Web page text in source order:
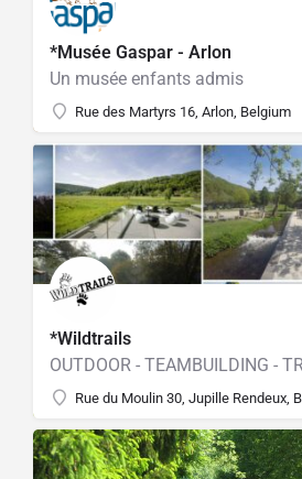
*Musée Gaspar - Arlon
Un musée enfants admis
Rue des Martyrs 16, Arlon, Belgium
*Wildtrails
OUTDOOR - TEAMBUILDING -
Rue du Moulin 30, Jupille Rendeux,